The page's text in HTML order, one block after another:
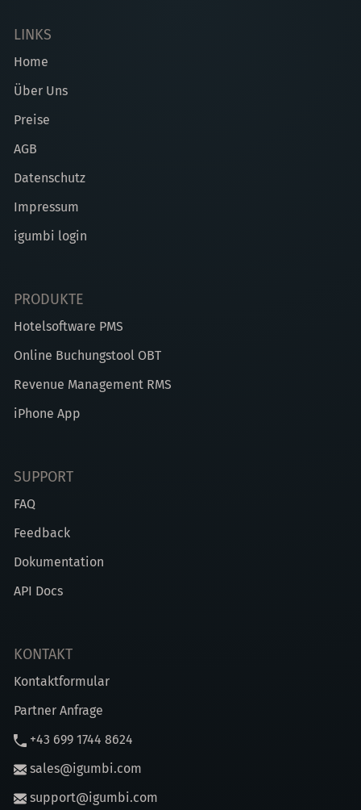
LINKS
Home
Über Uns
Preise
AGB
Datenschutz
Impressum
igumbi login
PRODUKTE
Hotelsoftware PMS
Online Buchungstool OBT
Revenue Management RMS
iPhone App
SUPPORT
FAQ
Feedback
Dokumentation
API Docs
KONTAKT
Kontaktformular
Partner Anfrage
+43 699 1744 8624
sales@igumbi.com
support@igumbi.com